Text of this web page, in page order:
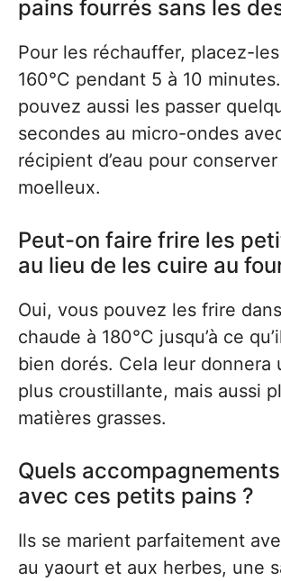
pains fourrés sans les
Pour les réchauffer, placez-
160°C pendant 5 à 10
pouvez aussi les passer
secondes au micro-ondes
récipient d’eau pour
moelleux.
Peut-on faire frire les
au lieu de les cuire au
Oui, vous pouvez les frire
chaude à 180°C jusqu’à ce
bien dorés. Cela leur donnera
plus croustillante, mais aussi
matières grasses.
Quels
avec ces petits pains ?
Ils se marient parfaitement
au yaourt et aux herbes, une